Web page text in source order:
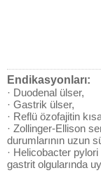
Endikasyonları:
· Duodenal ülser,
· Gastrik ülser,
· Reflü özofajitin
· Zollinger-Ellison
durumlarının uzun
· Helicobacter
gastrit olgularında